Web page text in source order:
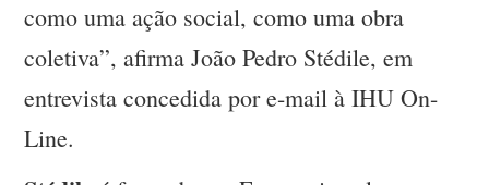
como uma ação social, como uma obra
coletiva”, afirma João Pedro Stédile, em
entrevista concedida por e-mail à IHU On-
Line.